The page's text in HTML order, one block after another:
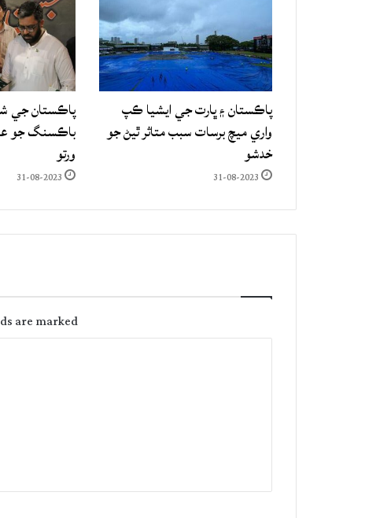
پاڪستان ۽ ڀارت جي ايشيا ڪپ
واري ميچ برسات سبب متاثر ٿيڻ جو
خدشو
31-08-2023
پاڪستان جي
باڪسنگ جو
ورتو
31-08-2023
are marked
t